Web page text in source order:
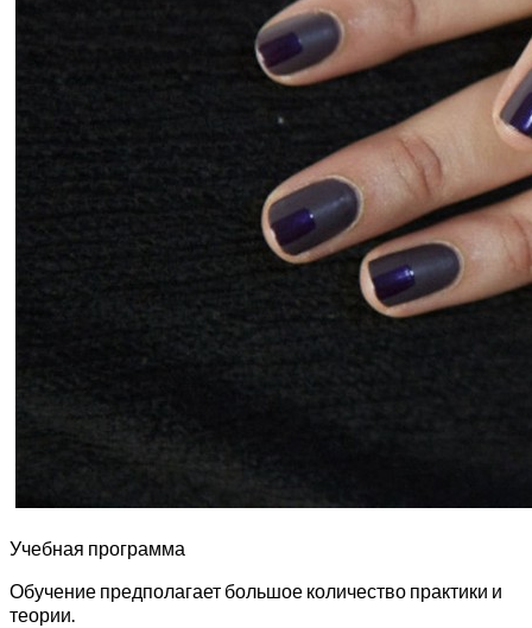
Учебная программа
Обучение предполагает большое количество практики и
теории.